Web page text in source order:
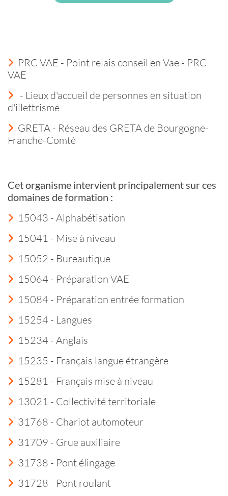
PRC VAE - Point relais conseil en Vae - PRC
VAE
- Lieux d'accueil de personnes en situation
d'illettrisme
GRETA - Réseau des GRETA de Bourgogne-
Franche-Comté
Cet organisme intervient principalement sur ces
domaines de formation :
15043 - Alphabétisation
15041 - Mise à niveau
15052 - Bureautique
15064 - Préparation VAE
15084 - Préparation entrée formation
15254 - Langues
15234 - Anglais
15235 - Français langue étrangère
15281 - Français mise à niveau
13021 - Collectivité territoriale
31768 - Chariot automoteur
31709 - Grue auxiliaire
31738 - Pont élingage
31728 - Pont roulant